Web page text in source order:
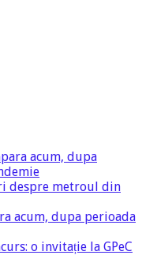
acum, dupa
despre metroul din
acum, dupa perioada
o invitație la GPeC